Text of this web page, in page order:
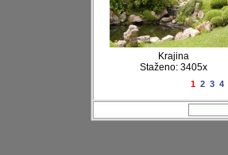
Krajina
Staženo: 3405x
1 2 3 4